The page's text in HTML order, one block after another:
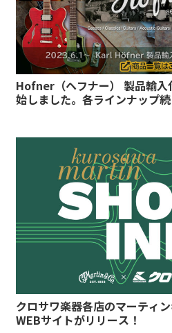
Hofner（ヘフナー） 製品輸入
始しました。各ラインナップ続
クロサワ楽器各店のマーティ
WEBサイトがリリース！